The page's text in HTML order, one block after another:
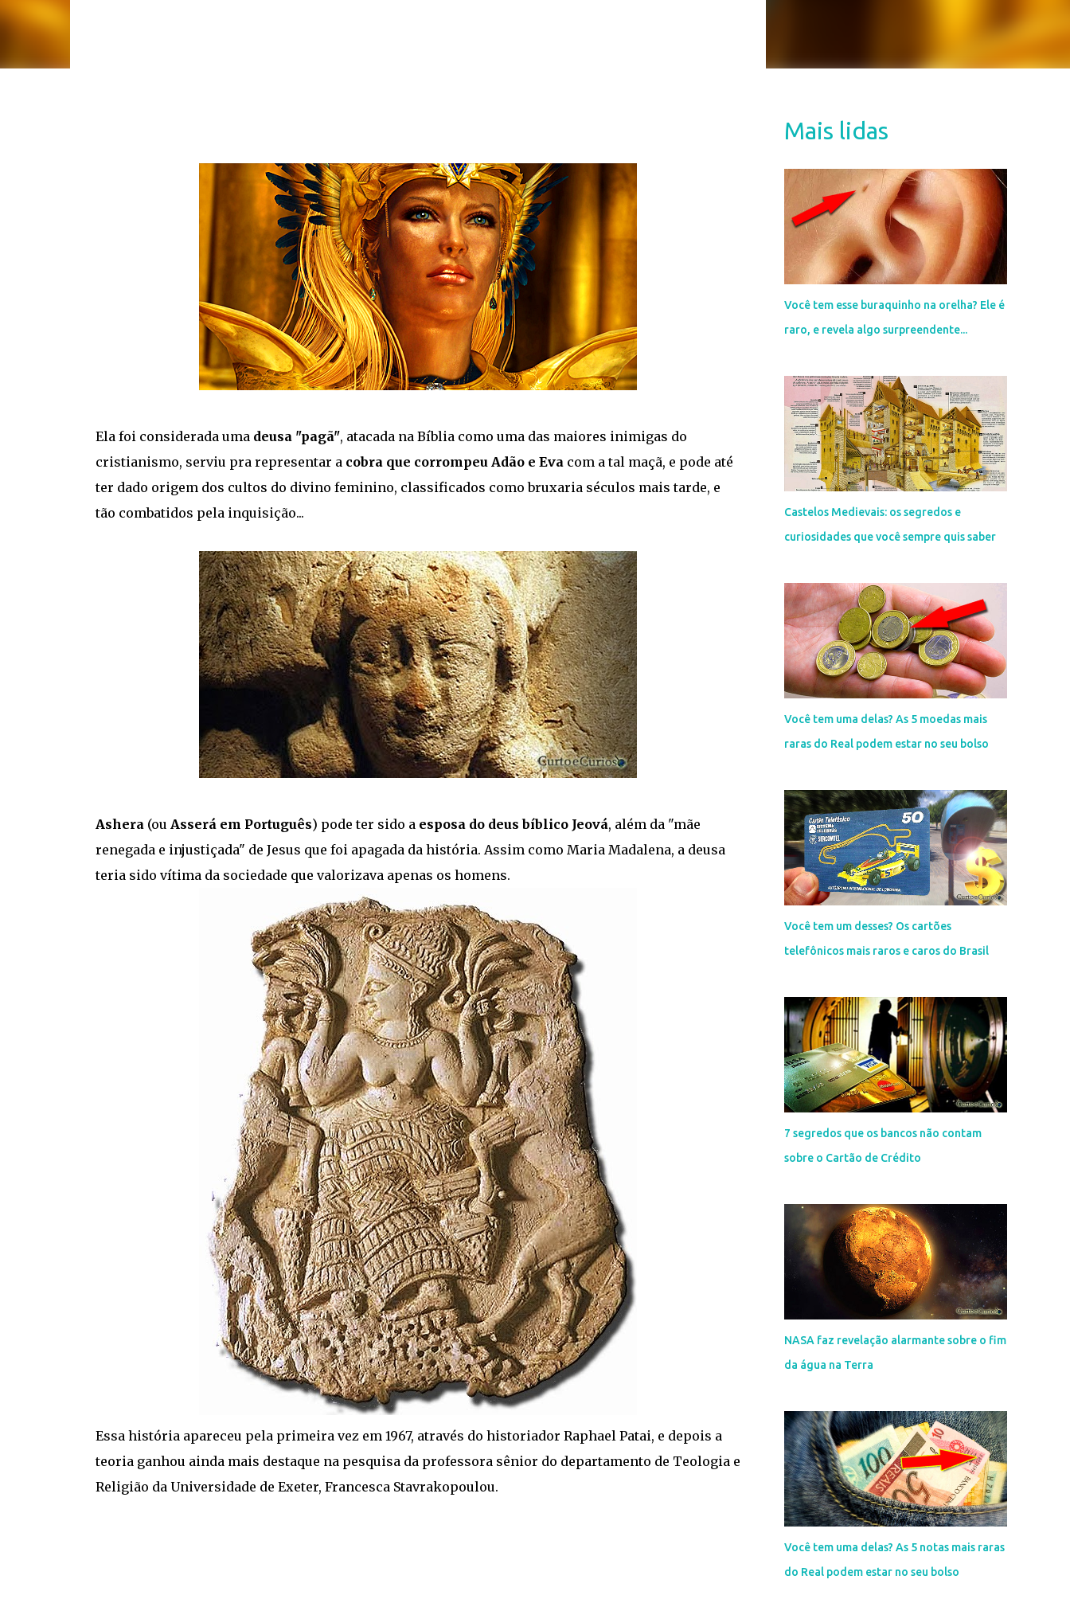
Ela foi considerada uma deusa "pagã", atacada na Bíblia como uma das maiores inimigas do
cristianismo, serviu pra representar a cobra que corrompeu Adão e Evacom a tal maçã, e pode até
ter dado origem dos cultos do divino feminino, classificados como bruxaria séculos mais tarde, e
tão combatidos pela inquisição...
Ashera(ou Asserá em Português) pode ter sido a esposa do deus bíblico Jeová, além da "mãe
renegada e injustiçada" de Jesus que foi apagada da história. Assim como Maria Madalena, a deusa
teria sido vítima da sociedade que valorizava apenas os homens.
Essa história apareceu pela primeira vez em 1967, através do historiador Raphael Patai, e depois a
teoria ganhou ainda mais destaque na pesquisa da professora sênior do departamento de Teologia e
Religião da Universidade de Exeter, Francesca Stavrakopoulou.
Mais lidas
Você tem esse buraquinho na orelha? Ele é
raro, e revela algo surpreendente...
Castelos Medievais: os segredos e
curiosidades que você sempre quis saber
Você tem uma delas? As 5 moedas mais
raras do Real podem estar no seu bolso
Você tem um desses? Os cartões
telefônicos mais raros e caros do Brasil
7 segredos que os bancos não contam
sobre o Cartão de Crédito
NASA faz revelação alarmante sobre o fim
da água na Terra
Você tem uma delas? As 5 notas mais raras
do Real podem estar no seu bolso